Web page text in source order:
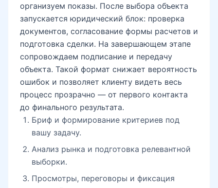
организуем показы. После выбора объекта
запускается юридический блок: проверка
документов, согласование формы расчетов и
подготовка сделки. На завершающем этапе
сопровождаем подписание и передачу
объекта. Такой формат снижает вероятность
ошибок и позволяет клиенту видеть весь
процесс прозрачно — от первого контакта
до финального результата.
Бриф и формирование критериев под
вашу задачу.
Анализ рынка и подготовка релевантной
выборки.
Просмотры, переговоры и фиксация